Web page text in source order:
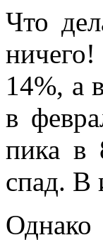
Что
14%, а
в
пика в
спад. В